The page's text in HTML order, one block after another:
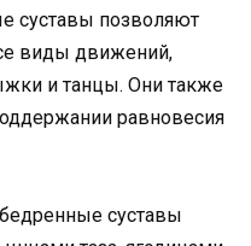
суставы позволяют
виды движений,
и танцы. Они также
равновесия
суставы